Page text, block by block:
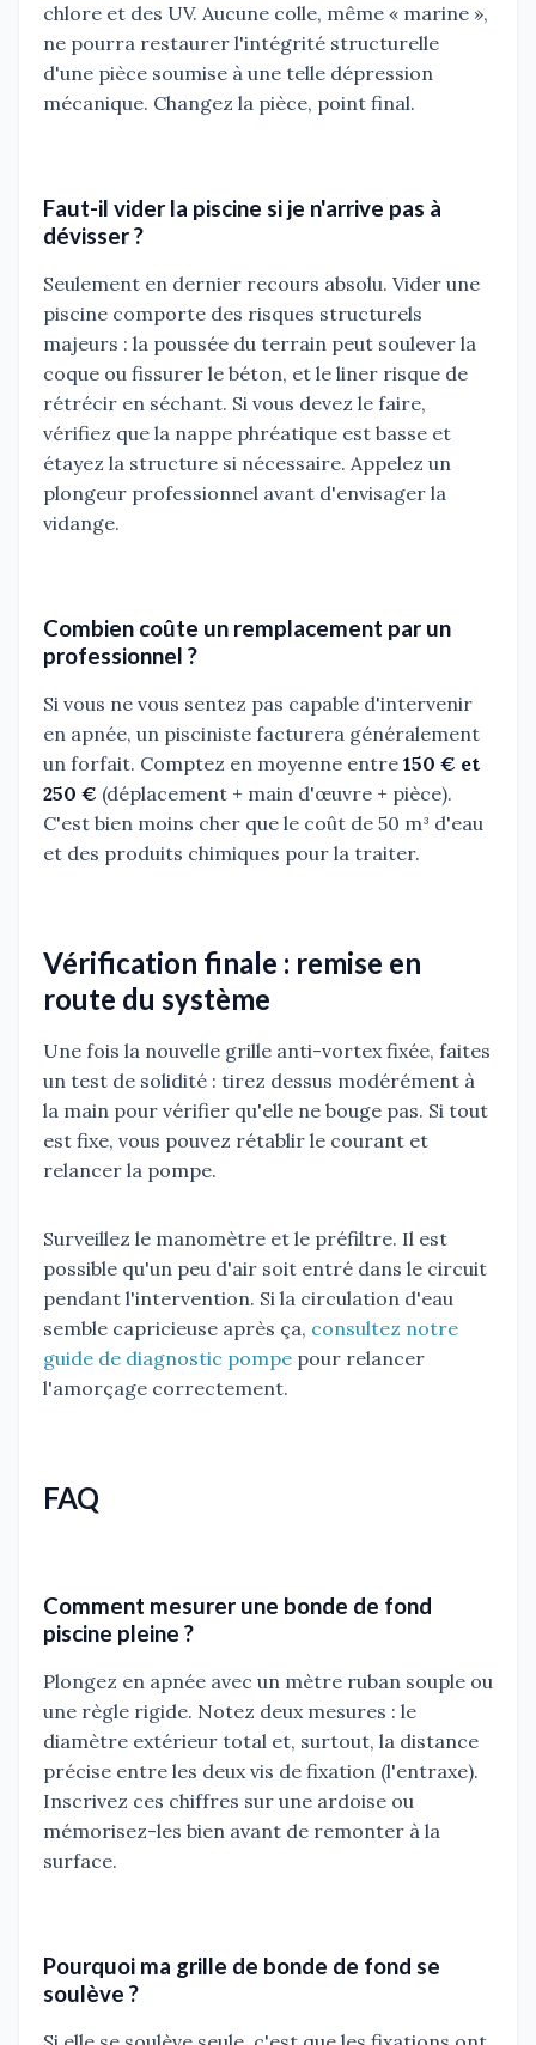
chlore et des UV. Aucune colle, même « marine »,
ne pourra restaurer l'intégrité structurelle
d'une pièce soumise à une telle dépression
mécanique. Changez la pièce, point final.
Faut-il vider la piscine si je n'arrive pas à
dévisser ?
Seulement en dernier recours absolu. Vider une
piscine comporte des risques structurels
majeurs : la poussée du terrain peut soulever la
coque ou fissurer le béton, et le liner risque de
rétrécir en séchant. Si vous devez le faire,
vérifiez que la nappe phréatique est basse et
étayez la structure si nécessaire. Appelez un
plongeur professionnel avant d'envisager la
vidange.
Combien coûte un remplacement par un
professionnel ?
Si vous ne vous sentez pas capable d'intervenir
en apnée, un pisciniste facturera généralement
un forfait. Comptez en moyenne entre 150 € et
250 € (déplacement + main d'œuvre + pièce).
C'est bien moins cher que le coût de 50 m³ d'eau
et des produits chimiques pour la traiter.
Vérification finale : remise en
route du système
Une fois la nouvelle grille anti-vortex fixée, faites
un test de solidité : tirez dessus modérément à
la main pour vérifier qu'elle ne bouge pas. Si tout
est fixe, vous pouvez rétablir le courant et
relancer la pompe.
Surveillez le manomètre et le préfiltre. Il est
possible qu'un peu d'air soit entré dans le circuit
pendant l'intervention. Si la circulation d'eau
semble capricieuse après ça, consultez notre
guide de diagnostic pompe pour relancer
l'amorçage correctement.
FAQ
Comment mesurer une bonde de fond
piscine pleine ?
Plongez en apnée avec un mètre ruban souple ou
une règle rigide. Notez deux mesures : le
diamètre extérieur total et, surtout, la distance
précise entre les deux vis de fixation (l'entraxe).
Inscrivez ces chiffres sur une ardoise ou
mémorisez-les bien avant de remonter à la
surface.
Pourquoi ma grille de bonde de fond se
soulève ?